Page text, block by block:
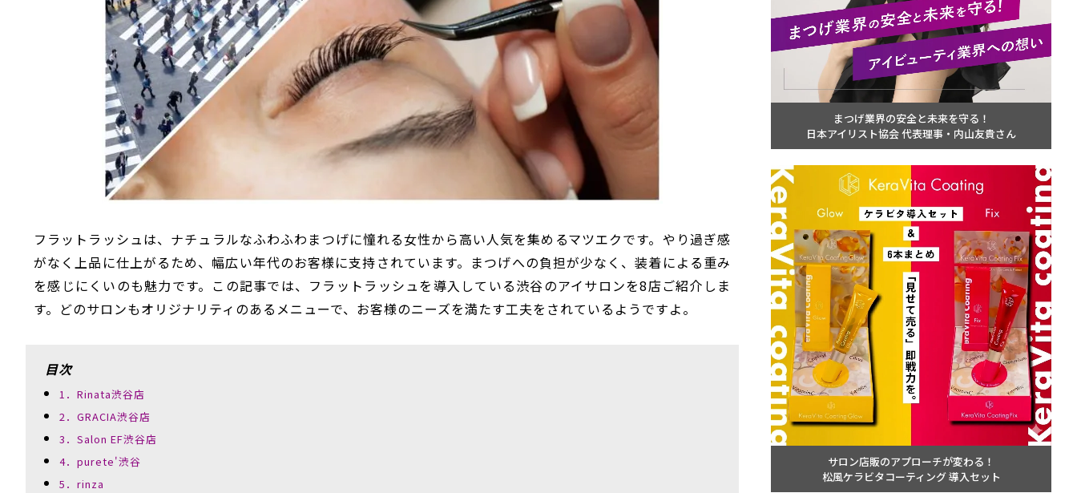
フラットラッシュは、ナチュラルなふわふわまつげに憧れる女性から高い人気を集めるマツエクです。やり過ぎ感
がなく上品に仕上がるため、幅広い年代のお客様に支持されています。まつげへの負担が少なく、装着による重み
を感じにくいのも魅力です。この記事では、フラットラッシュを導入している渋谷のアイサロンを8店ご紹介しま
す。どのサロンもオリジナリティのあるメニューで、お客様のニーズを満たす工夫をされているようですよ。
目次
1．Rinata渋谷店
2．GRACIA渋谷店
3．Salon EF渋谷店
4．purete'渋谷
5．rinza
まつげ業界の安全と未来を守る！
日本アイリスト協会 代表理事・内山友貴さん
サロン店販のアプローチが変わる！
松風ケラビタコーティング 導入セット